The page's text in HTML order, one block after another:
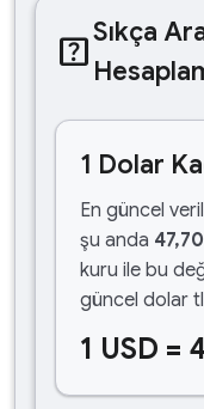
help_centerSıkça
1 Dolar
En güncel
şu anda
kuru ile bu
güncel dolar tl
1 USD =